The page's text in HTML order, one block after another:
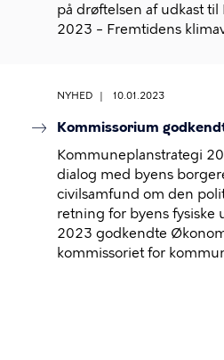
på drøftelsen af udkast
2023 – Fremtidens
NYHED 10.01.2023
Kommissorium
Kommuneplanstrategi
dialog med byens
civilsamfund om den
retning for byens fysiske
2023 godkendte
kommissoriet for